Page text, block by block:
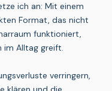
ich an: Mit einem
Format, das nicht
funktioniert,
im Alltag greift.
verringern,